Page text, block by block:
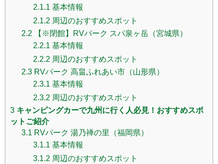
2.1.1 基本情報
2.1.2 周辺のおすすめスポット
2.2 【※閉館】RVパーク スパ泉ヶ岳（宮城県）
2.2.1 基本情報
2.2.2 周辺のおすすめスポット
2.3 RVパーク 高畠ふれあい市（山形県）
2.3.1 基本情報
2.3.2 周辺のおすすめスポット
3 キャンピングカーで九州に行く人必見！おすすめスポ
ットご紹介
3.1 RVパーク 湯乃禅の里（福岡県）
3.1.1 基本情報
3.1.2 周辺のおすすめスポット